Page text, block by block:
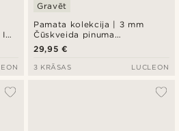
Pamata kolekcija | 3 mm
Čūskveida pinuma
rokassprādze sudraba krāsā
Gravēt
29,95 €
3 KRĀSAS LUCLEON